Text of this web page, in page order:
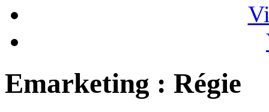
Emarketing : Régie